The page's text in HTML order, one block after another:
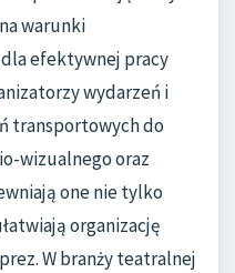
warunki
efektywnej pracy
wydarzeń i
transportowych do
wizualnego oraz
one nie tylko
organizację
W branży teatralnej